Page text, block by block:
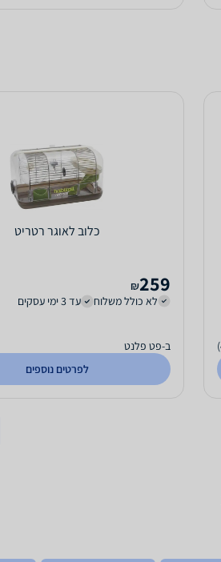
כלוב לאוגר רטריט
259
₪
לא כולל משלוח
עד 3 ימי עסקים
ב-פט פלנט
לפרטים נוספים